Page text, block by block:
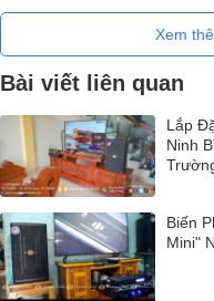
Xem
Bài viết liên quan
Lắp
Ninh
Biến
Mini"